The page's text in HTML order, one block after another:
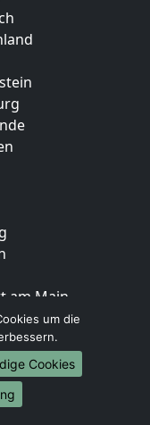
am Main
um die
Cookies